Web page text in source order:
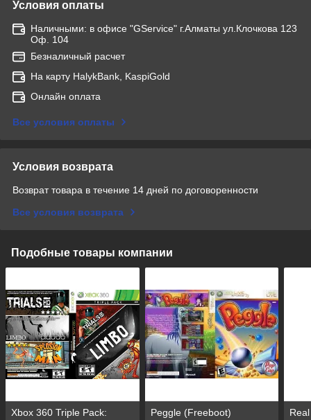
Условия оплаты
Наличными: в офисе "GService" г.Алматы ул.Клочкова 123
Оф. 104
Безналичный расчет
На карту HalykBank, KaspiGold
Онлайн оплата
Все условия оплаты
Условия возврата
Возврат товара в течение 14 дней по договоренности
Все условия возврата
Подобные товары компании
Xbox 360 Triple Pack:
Peggle (Freeboot)